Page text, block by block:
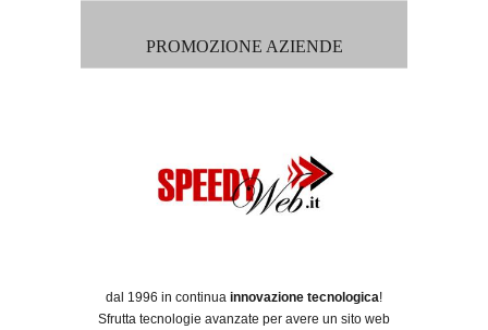
PROMOZIONE AZIENDE
dal 1996 in continua innovazione tecnologica!
Sfrutta tecnologie avanzate per avere un sito web